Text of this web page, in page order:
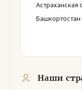
Астраханская
Башкортостан
Наши